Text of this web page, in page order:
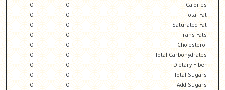
Calories
0
0
Total Fat
0
0
Saturated Fat
0
0
Trans Fats
0
0
Cholesterol
0
0
Total Carbohydrates
0
0
Dietary Fiber
0
0
Total Sugars
0
0
Add Sugars
0
0